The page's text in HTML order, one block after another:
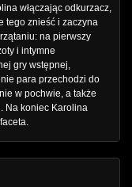
włączając odkurzacz,
tego znieść i zaczyna
na pierwszy
i intymne
gry wstępnej,
para przechodzi do
w pochwie, a także
Na koniec Karolina